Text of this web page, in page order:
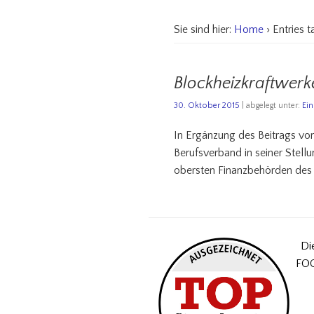
Sie sind hier: Home › Entries
30. Oktober 2015 | abgelegt unter:
In Ergänzung des Beitrags
Berufsverband in seiner
obersten Finanzbehörden